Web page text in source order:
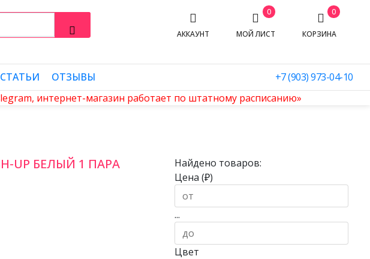
КОРЗИНА
0
МОЙ ЛИСТ
0
АККАУНТ
СТАТЬИ ОТЗЫВЫ
+7 (903) 973-04-10
интернет-магазин работает по штатному расписанию»
UP БЕЛЫЙ 1 ПАРА
Найдено товаров:
Цена (₽)
...
Цвет